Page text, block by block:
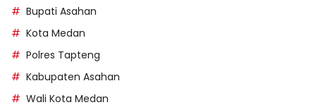
Bupati Asahan
Kota Medan
Polres Tapteng
Kabupaten Asahan
Wali Kota Medan